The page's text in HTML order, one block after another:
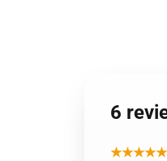
6
★★★★★